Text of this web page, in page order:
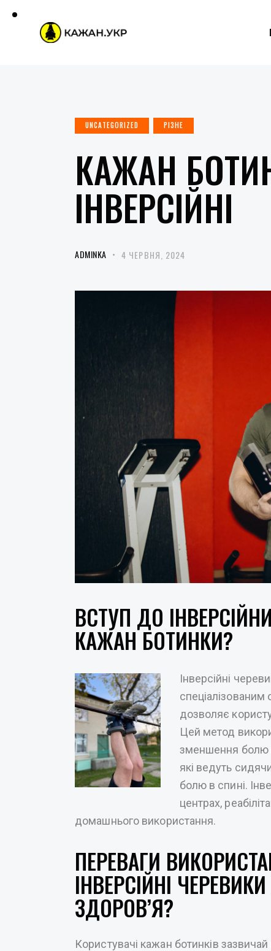
UNCATEGORIZED РІЗНЕ
КАЖАН
ІНВЕРСІЙНІ
ADMINKA 4 ЧЕРВНЯ, 2024
ВСТУП ДО
КАЖАН БОТИНКИ?
Інверсійні
спеціалізованим
дозволяє
Цей метод
зменшення болю
які ведуть
болю в спині.
центрах,
домашнього використання.
ПЕРЕВАГИ
ІНВЕРСІЙНІ
ЗДОРОВ’Я?
Користувачі кажан ботинків